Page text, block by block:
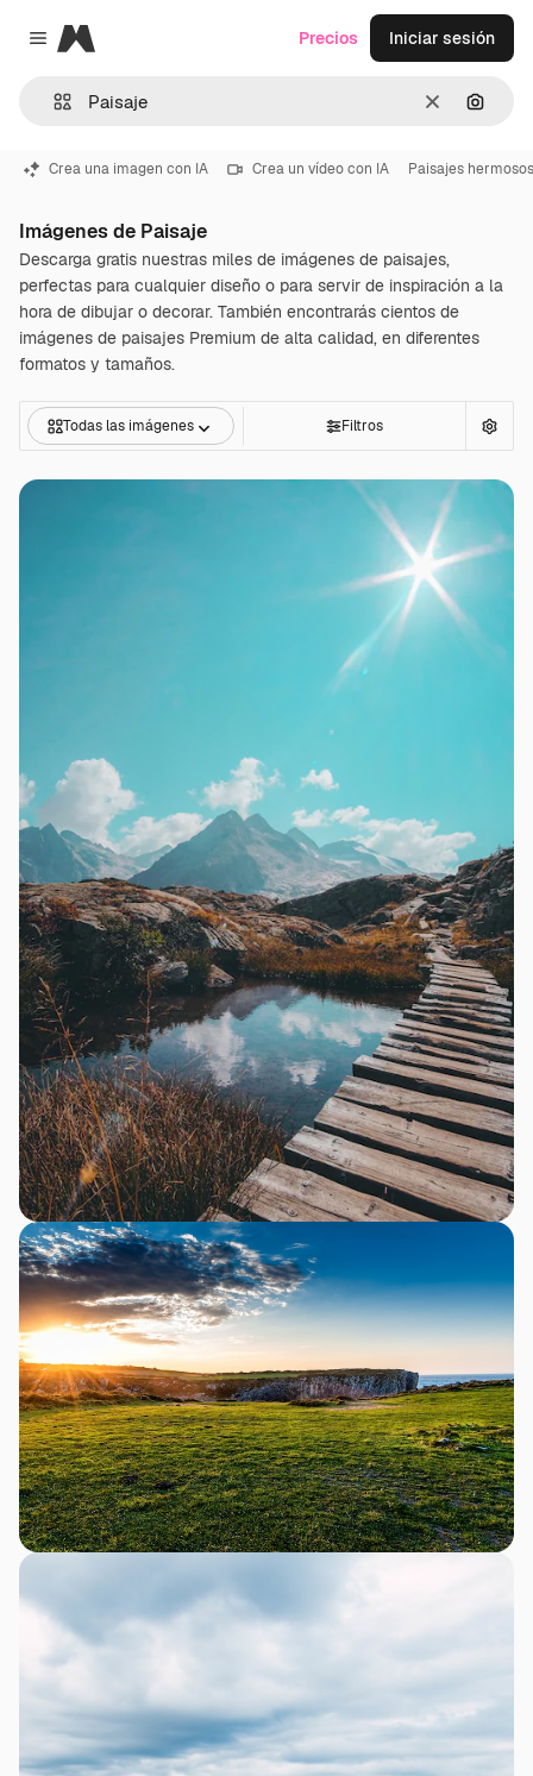
Close menu
Magnific
Borrar
Precios Iniciar sesión
Crea una imagen con IA Crea un vídeo con IA Paisajes hermosos
Imágenes de Paisaje
Descarga gratis nuestras miles de imágenes de paisajes,
perfectas para cualquier diseño o para servir de inspiración a la
hora de dibujar o decorar. También encontrarás cientos de
imágenes de paisajes Premium de alta calidad, en diferentes
formatos y tamaños.
Todas las imágenes Filtros